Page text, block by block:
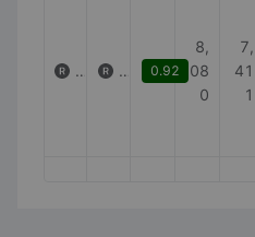
威尔逊网球윌슨테니스공
0.92
8,
08
0
7,
41
1